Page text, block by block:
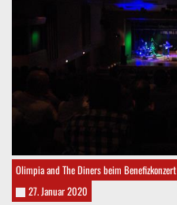
Olimpia and The Diners beim Benefizkonzert
27. Januar 2020